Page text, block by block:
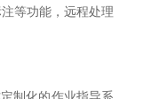
等功能，远程处理